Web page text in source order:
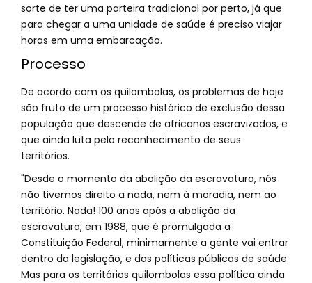
sorte de ter uma parteira tradicional por perto, já que
para chegar a uma unidade de saúde é preciso viajar
horas em uma embarcação.
Processo
De acordo com os quilombolas, os problemas de hoje
são fruto de um processo histórico de exclusão dessa
população que descende de africanos escravizados, e
que ainda luta pelo reconhecimento de seus
territórios.
"Desde o momento da abolição da escravatura, nós
não tivemos direito a nada, nem à moradia, nem ao
território. Nada! 100 anos após a abolição da
escravatura, em 1988, que é promulgada a
Constituição Federal, minimamente a gente vai entrar
dentro da legislação, e das políticas públicas de saúde.
Mas para os territórios quilombolas essa política ainda